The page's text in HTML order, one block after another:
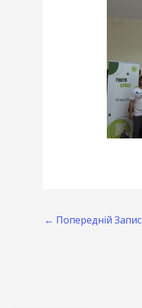
← Попередній Запис